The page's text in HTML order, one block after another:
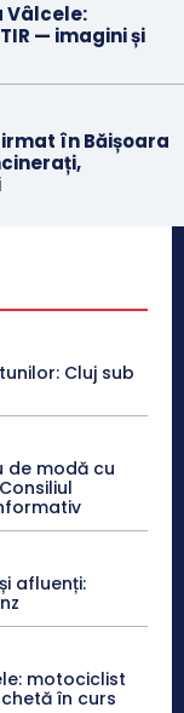
Vâlcele:
— imagini și
în Băișoara
Cluj sub
de modă cu
afluenți:
motociclist
în curs